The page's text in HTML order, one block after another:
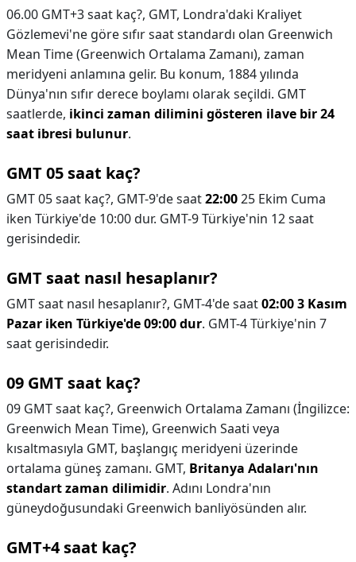
06.00 GMT+3 saat kaç?, GMT, Londra'daki Kraliyet
Gözlemevi'ne göre sıfır saat standardı olan Greenwich
Mean Time (Greenwich Ortalama Zamanı), zaman
meridyeni anlamına gelir. Bu konum, 1884 yılında
Dünya'nın sıfır derece boylamı olarak seçildi. GMT
saatlerde, ikinci zaman dilimini gösteren ilave bir 24
saat ibresi bulunur.
GMT 05 saat kaç?
GMT 05 saat kaç?, GMT-9'de saat22:0025 Ekim Cuma
iken Türkiye'de 10:00 dur. GMT-9 Türkiye'nin 12 saat
gerisindedir.
GMT saat nasıl hesaplanır?
GMT saat nasıl hesaplanır?, GMT-4'de saat02:00 3 Kasım
Pazar iken Türkiye'de 09:00 dur. GMT-4 Türkiye'nin 7
saat gerisindedir.
09 GMT saat kaç?
09 GMT saat kaç?, Greenwich Ortalama Zamanı (İngilizce:
Greenwich Mean Time), Greenwich Saati veya
kısaltmasıyla GMT, başlangıç meridyeni üzerinde
ortalama güneş zamanı. GMT, Britanya Adaları'nın
standart zaman dilimidir. Adını Londra'nın
güneydoğusundaki Greenwich banliyösünden alır.
GMT+4 saat kaç?